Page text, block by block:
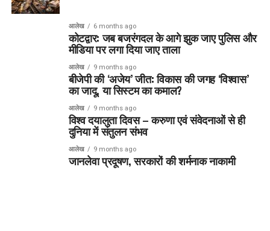
आलेख 6 months ago
कोटद्वार: जब बजरंगदल के आगे झुक जाए पुलिस और
मीडिया पर लगा दिया जाए ताला
आलेख 9 months ago
बीजेपी की ‘अजेय’ जीत: विकास की जगह ‘विश्वास’
का जादू, या सिस्टम का कमाल?
आलेख 9 months ago
विश्व दयालुता दिवस – करुणा एवं संवेदनाओं से ही
दुनिया में संतुलन संभव
आलेख 9 months ago
जानलेवा प्रदूषण, सरकारों की शर्मनाक नाकामी